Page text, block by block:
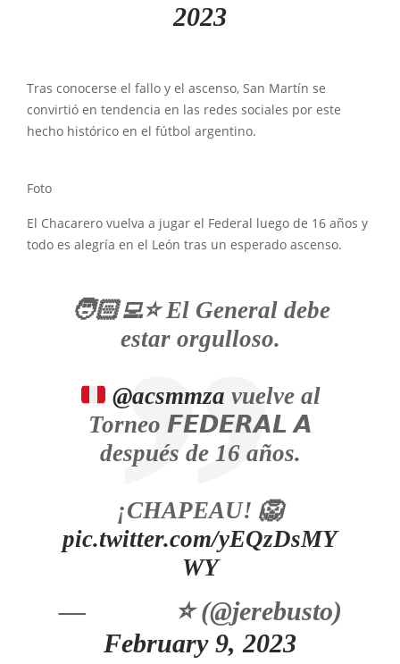
2023
Tras conocerse el fallo y el ascenso, San Martín se
convirtió en tendencia en las redes sociales por este
hecho histórico en el fútbol argentino.
Foto
El Chacarero vuelva a jugar el Federal luego de 16 años y
todo es alegría en el León tras un esperado ascenso.
🧑🏻‍💻⭐️ El General debe
estar orgulloso.
@acsmmza vuelve al
Torneo 𝙁𝙀𝘿𝙀𝙍𝘼𝙇 𝘼
después de 16 años.
¡CHAPEAU! 🦁
pic.twitter.com/yEQzDsMY
WY
— ᅠ ᅠᅠ⭐️ (@jerebusto)
February 9, 2023